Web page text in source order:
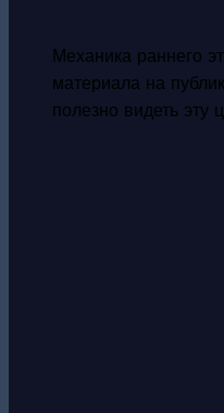
Механика раннего
материала на
полезно видеть эту